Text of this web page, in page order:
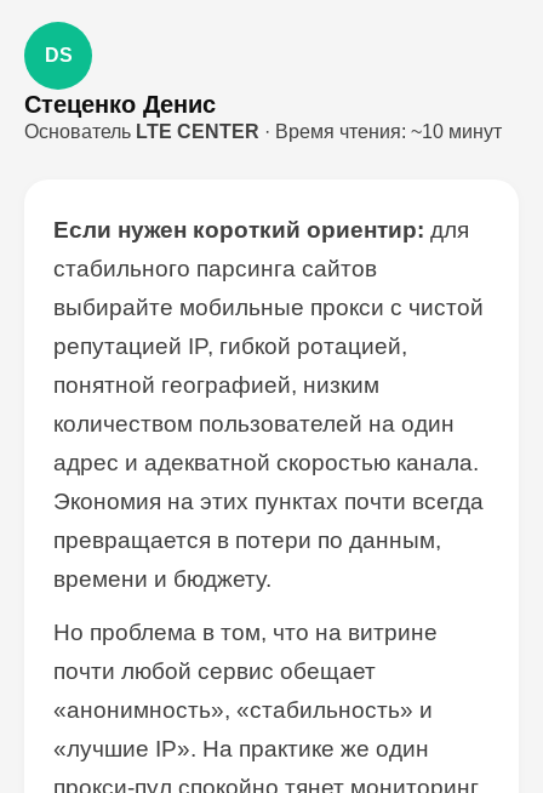
DS
Стеценко Денис
Основатель LTE CENTER · Время чтения: ~10 минут
Если нужен короткий ориентир: для
стабильного парсинга сайтов
выбирайте мобильные прокси с чистой
репутацией IP, гибкой ротацией,
понятной географией, низким
количеством пользователей на один
адрес и адекватной скоростью канала.
Экономия на этих пунктах почти всегда
превращается в потери по данным,
времени и бюджету.
Но проблема в том, что на витрине
почти любой сервис обещает
«анонимность», «стабильность» и
«лучшие IP». На практике же один
прокси-пул спокойно тянет мониторинг